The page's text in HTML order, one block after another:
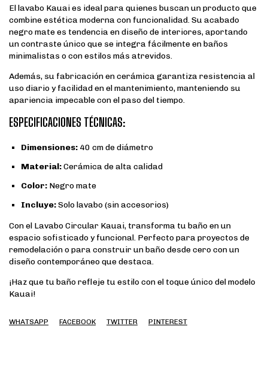
El lavabo Kauai es ideal para quienes buscan un producto que
combine estética moderna con funcionalidad. Su acabado
negro mate es tendencia en diseño de interiores, aportando
un contraste único que se integra fácilmente en baños
minimalistas o con estilos más atrevidos.
Además, su fabricación en cerámica garantiza resistencia al
uso diario y facilidad en el mantenimiento, manteniendo su
apariencia impecable con el paso del tiempo.
ESPECIFICACIONES TÉCNICAS:
Dimensiones: 40 cm de diámetro
Material:Cerámica de alta calidad
Color: Negro mate
Incluye:Solo lavabo (sin accesorios)
Con el Lavabo Circular Kauai, transforma tu baño en un
espacio sofisticado y funcional. Perfecto para proyectos de
remodelación o para construir un baño desde cero con un
diseño contemporáneo que destaca.
¡Haz que tu baño refleje tu estilo con el toque único del modelo
Kauai!
WHATSAPP FACEBOOK TWITTER PINTEREST